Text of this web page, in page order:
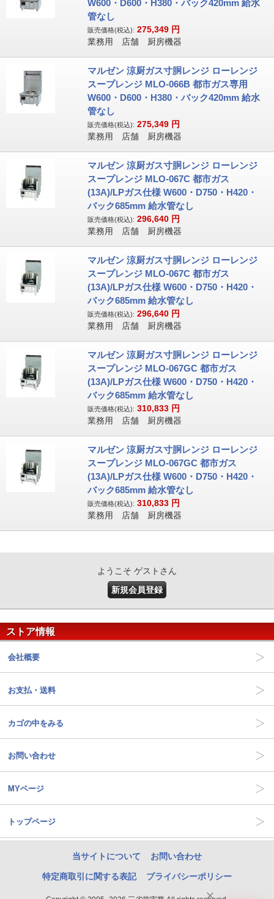
W600・D600・H380・バック420mm 給水
管なし
販売価格(税込): 275,349 円
業務用 店舗 厨房機器
マルゼン 涼厨ガス寸胴レンジ ローレンジ
スープレンジ MLO-066B 都市ガス専用
W600・D600・H380・バック420mm 給水
管なし
販売価格(税込): 275,349 円
業務用 店舗 厨房機器
マルゼン 涼厨ガス寸胴レンジ ローレンジ
スープレンジ MLO-067C 都市ガス
(13A)/LPガス仕様 W600・D750・H420・
バック685mm 給水管なし
販売価格(税込): 296,640 円
業務用 店舗 厨房機器
マルゼン 涼厨ガス寸胴レンジ ローレンジ
スープレンジ MLO-067C 都市ガス
(13A)/LPガス仕様 W600・D750・H420・
バック685mm 給水管なし
販売価格(税込): 296,640 円
業務用 店舗 厨房機器
マルゼン 涼厨ガス寸胴レンジ ローレンジ
スープレンジ MLO-067GC 都市ガス
(13A)/LPガス仕様 W600・D750・H420・
バック685mm 給水管なし
販売価格(税込): 310,833 円
業務用 店舗 厨房機器
マルゼン 涼厨ガス寸胴レンジ ローレンジ
スープレンジ MLO-067GC 都市ガス
(13A)/LPガス仕様 W600・D750・H420・
バック685mm 給水管なし
販売価格(税込): 310,833 円
業務用 店舗 厨房機器
ようこそ ゲストさん
新規会員登録
ストア情報
会社概要
お支払・送料
カゴの中をみる
お問い合わせ
MYページ
トップページ
当サイトについて お問い合わせ
特定商取引に関する表記 プライバシーポリシー